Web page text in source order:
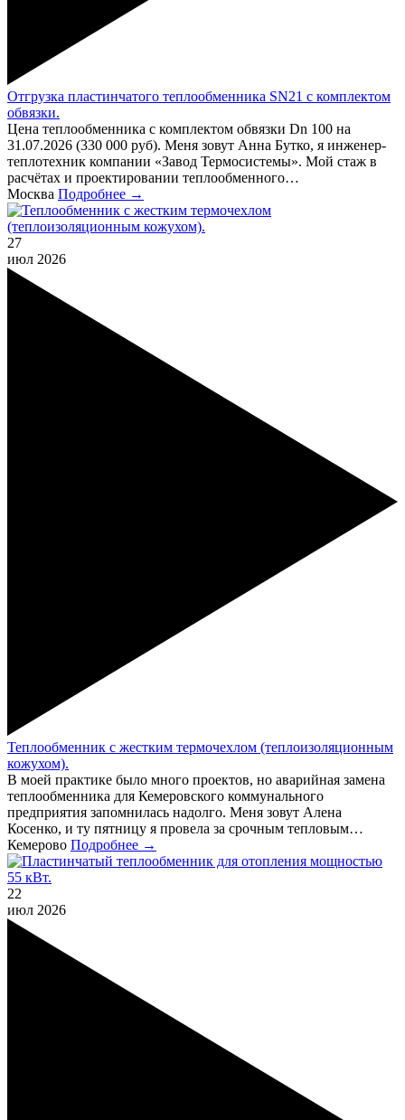
Отгрузка пластинчатого теплообменника SN21 с комплектом
обвязки.
Цена теплообменника с комплектом обвязки Dn 100 на
31.07.2026 (330 000 руб). Меня зовут Анна Бутко, я инженер-
теплотехник компании «Завод Термосистемы». Мой стаж в
расчётах и проектировании теплообменного…
Москва Подробнее →
27
июл 2026
Теплообменник с жестким термочехлом (теплоизоляционным
кожухом).
В моей практике было много проектов, но аварийная замена
теплообменника для Кемеровского коммунального
предприятия запомнилась надолго. Меня зовут Алена
Косенко, и ту пятницу я провела за срочным тепловым…
Кемерово Подробнее →
22
июл 2026